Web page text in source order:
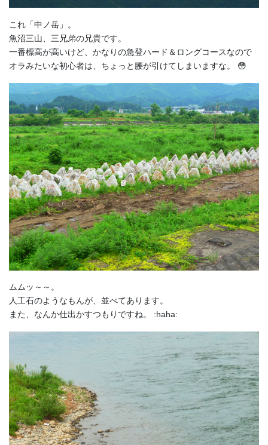
これ「中ノ岳」。
魚沼三山、三兄弟の兄貴です。
一番標高が高いけど、かなりの急登ハード＆ロングコースなので
オラみたいな初心者は、ちょっと腰が引けてしまいますな。 😳
ムムッ～～。
人工石のようなもんが、並べてあります。
また、なんか仕出かすつもりですね。 :haha: